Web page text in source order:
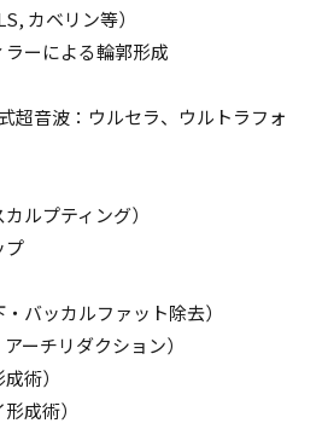
カベリン等）
ラーによる輪郭形成
超音波：ウルセラ、ウルトラフォ
ルプティング）
プ
バッカルファット除去）
ーチリダクション）
術）
成術）